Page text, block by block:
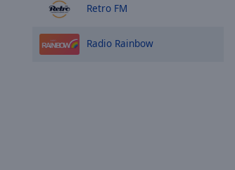
Retro FM
Radio Rainbow